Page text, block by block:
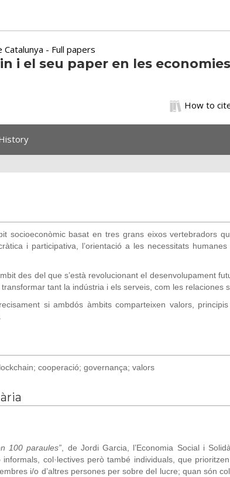
- Full papers
i el seu paper en les economies
How to
socioeconòmic basat en tres grans eixos vertebradors
i participativa, l’orientació a les necessitats
des del que s’està revolucionant el desenvolupament
tant la indústria i els serveis, com les relaciones
si ambdós àmbits comparteixen valors,
cooperació; governança; valors
100 paraules” , de Jordi Garcia, l’Economia Social i
col·lectives però també individuals, que
i/o d’altres persones per sobre del lucre; quan són